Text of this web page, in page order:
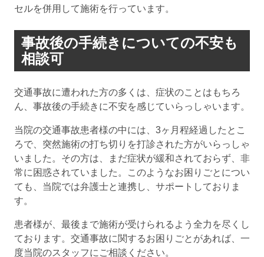
セルを併用して施術を行っています。
事故後の手続きについての不安も
相談可
交通事故に遭われた方の多くは、症状のことはもちろ
ん、事故後の手続きに不安を感じていらっしゃいます。
当院の交通事故患者様の中には、3ヶ月程経過したとこ
ろで、突然施術の打ち切りを打診された方がいらっしゃ
いました。その方は、まだ症状が緩和されておらず、非
常に困惑されていました。このようなお困りごとについ
ても、当院では弁護士と連携し、サポートしておりま
す。
患者様が、最後まで施術が受けられるよう全力を尽くし
ております。交通事故に関するお困りごとがあれば、一
度当院のスタッフにご相談ください。